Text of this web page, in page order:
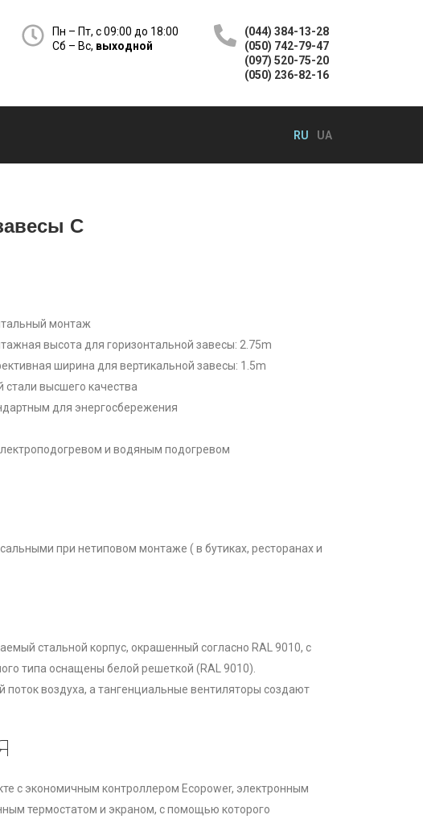
Пн – Пт, с 09:00 до 18:00
Сб – Вс, выходной
(044) 384-13-28
(050) 742-79-47
(097) 520-75-20
(050) 236-82-16
RU UA
C
монтаж
высота для горизонтальной завесы: 2.75m
ширина для вертикальной завесы: 1.5m
высшего качества
для энергосбережения
и водяным подогревом
при нетиповом монтаже ( в бутиках, ресторанах и
стальной корпус, окрашенный согласно RAL 9010, с
типа оснащены белой решеткой (RAL 9010).
воздуха, а тангенциальные вентиляторы создают
с экономичным контроллером Ecopower, электронным
термостатом и экраном, с помощью которого